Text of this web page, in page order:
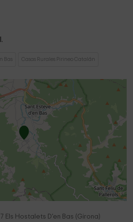
Bas Casas Rurales Pirineo Catalán
Els Hostalets D'en Bas (Girona)